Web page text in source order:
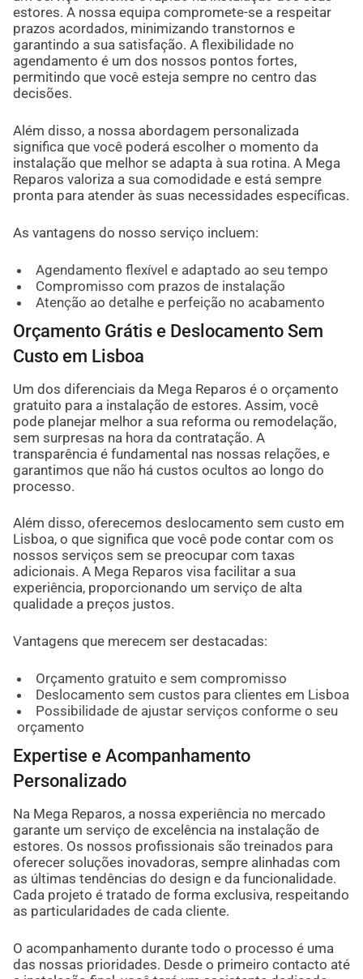
estores. A nossa equipa compromete-se a respeitar
prazos acordados, minimizando transtornos e
garantindo a sua satisfação. A flexibilidade no
agendamento é um dos nossos pontos fortes,
permitindo que você esteja sempre no centro das
decisões.
Além disso, a nossa abordagem personalizada
significa que você poderá escolher o momento da
instalação que melhor se adapta à sua rotina. A Mega
Reparos valoriza a sua comodidade e está sempre
pronta para atender às suas necessidades específicas.
As vantagens do nosso serviço incluem:
Agendamento flexível e adaptado ao seu tempo
Compromisso com prazos de instalação
Atenção ao detalhe e perfeição no acabamento
Orçamento Grátis e Deslocamento Sem
Custo em Lisboa
Um dos diferenciais da Mega Reparos é o orçamento
gratuito para a instalação de estores. Assim, você
pode planejar melhor a sua reforma ou remodelação,
sem surpresas na hora da contratação. A
transparência é fundamental nas nossas relações, e
garantimos que não há custos ocultos ao longo do
processo.
Além disso, oferecemos deslocamento sem custo em
Lisboa, o que significa que você pode contar com os
nossos serviços sem se preocupar com taxas
adicionais. A Mega Reparos visa facilitar a sua
experiência, proporcionando um serviço de alta
qualidade a preços justos.
Vantagens que merecem ser destacadas:
Orçamento gratuito e sem compromisso
Deslocamento sem custos para clientes em Lisboa
Possibilidade de ajustar serviços conforme o seu
orçamento
Expertise e Acompanhamento
Personalizado
Na Mega Reparos, a nossa experiência no mercado
garante um serviço de excelência na instalação de
estores. Os nossos profissionais são treinados para
oferecer soluções inovadoras, sempre alinhadas com
as últimas tendências do design e da funcionalidade.
Cada projeto é tratado de forma exclusiva, respeitando
as particularidades de cada cliente.
O acompanhamento durante todo o processo é uma
das nossas prioridades. Desde o primeiro contacto até